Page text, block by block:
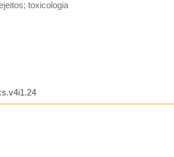
toxicologia